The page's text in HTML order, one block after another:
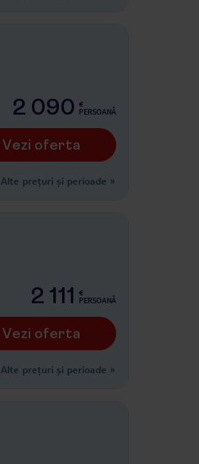
2 090 €
PERSOANĂ
Vezi oferta
Alte prețuri și perioade »
2 111
€
PERSOANĂ
Vezi oferta
Alte prețuri și perioade »